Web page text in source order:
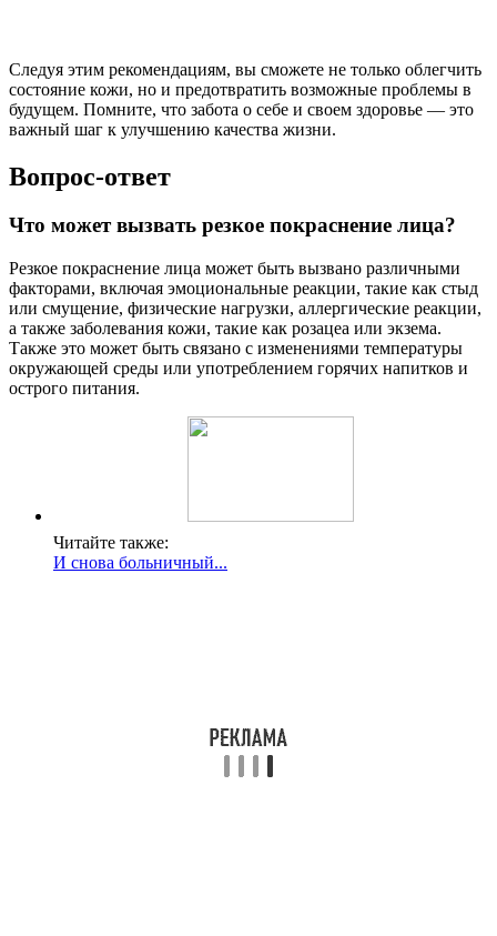
Следуя этим рекомендациям, вы сможете не только облегчить
состояние кожи, но и предотвратить возможные проблемы в
будущем. Помните, что забота о себе и своем здоровье — это
важный шаг к улучшению качества жизни.
Вопрос-ответ
Что может вызвать резкое покраснение лица?
Резкое покраснение лица может быть вызвано различными
факторами, включая эмоциональные реакции, такие как стыд
или смущение, физические нагрузки, аллергические реакции,
а также заболевания кожи, такие как розацеа или экзема.
Также это может быть связано с изменениями температуры
окружающей среды или употреблением горячих напитков и
острого питания.
Читайте также:
И снова больничный...